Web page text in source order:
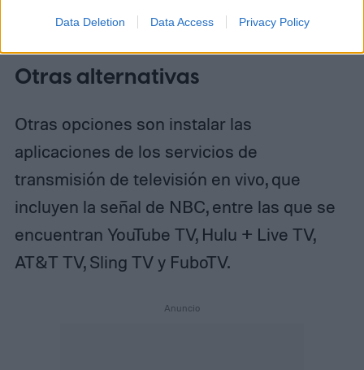
Data Deletion Data Access Privacy Policy
proveedor para activar el servicio.
Otras alternativas
Otras opciones son instalar las
aplicaciones de los servicios de
transmisión de televisión en vivo, que
incluyen la señal de NBC, entre las que se
encuentran YouTube TV, Hulu + Live TV,
AT&T TV, Sling TV y FuboTV.